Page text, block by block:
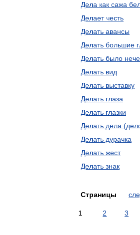
Дела как сажа
Делает честь
Делать авансы
Делать большие
Делать было
Делать вид
Делать выставку
Делать глаза
Делать глазки
Делать дела
Делать дурачка
Делать жест
Делать знак
Страницы
1 2 3